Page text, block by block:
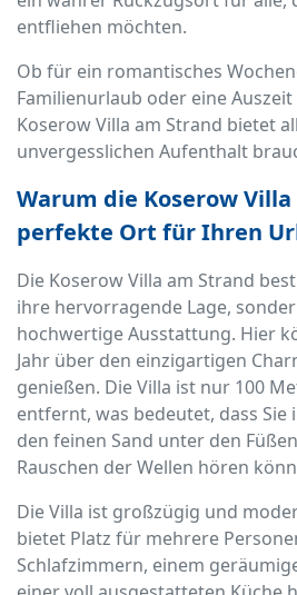
entfliehen möchten.
Ob für ein romantisches
Familienurlaub oder eine
Koserow Villa am Strand bietet
unvergesslichen Aufenthalt
Warum die Koserow
perfekte Ort für Ihren
Die Koserow Villa am Strand
ihre hervorragende Lage,
hochwertige Ausstattung. Hier
Jahr über den einzigartigen
genießen. Die Villa ist nur 100
entfernt, was bedeutet, dass
den feinen Sand unter den
Rauschen der Wellen hören
Die Villa ist großzügig und
bietet Platz für mehrere
Schlafzimmern, einem